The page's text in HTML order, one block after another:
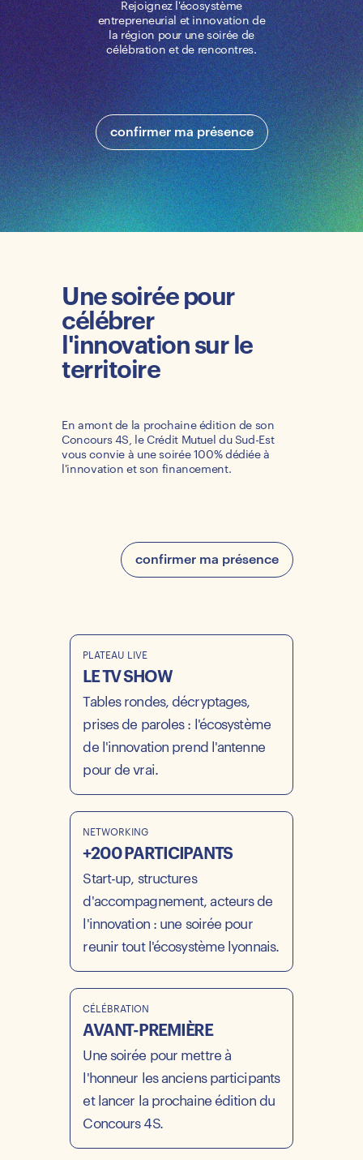
Rejoignez l'écosystème
entrepreneurial et innovation de
la région pour une soirée de
célébration et de rencontres.
confirmer ma présence
Une soirée pour
célébrer
l'innovation sur le
territoire
En amont de la prochaine édition de son
Concours 4S, le Crédit Mutuel du Sud-Est
vous convie à une soirée 100% dédiée à
l'innovation et son financement.
confirmer ma présence
PLATEAU LIVE
LE TV SHOW
Tables rondes, décryptages,
prises de paroles : l'écosystème
de l'innovation prend l'antenne
pour de vrai.
NETWORKING
+200 PARTICIPANTS
Start-up, structures
d'accompagnement, acteurs de
l'innovation : une soirée pour
reunir tout l'écosystème lyonnais.
CÉLÉBRATION
AVANT-PREMIÈRE
Une soirée pour mettre à
l'honneur les anciens participants
et lancer la prochaine édition du
Concours 4S.